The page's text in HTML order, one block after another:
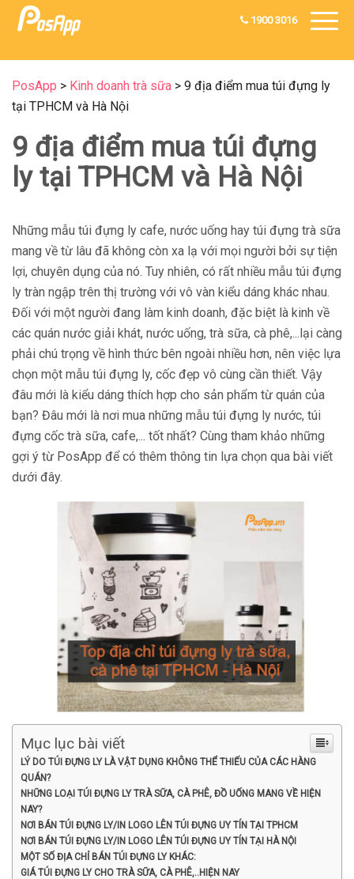
1900 3016
PosApp > Kinh doanh trà sữa > 9 địa điểm mua túi đựng ly
tại TPHCM và Hà Nội
9 địa điểm mua túi đựng
ly tại TPHCM và Hà Nội
Những mẫu túi đựng ly cafe, nước uống hay túi đựng trà sữa
mang về từ lâu đã không còn xa lạ với mọi người bởi sự tiện
lợi, chuyên dụng của nó. Tuy nhiên, có rất nhiều mẫu túi đựng
ly tràn ngập trên thị trường với vô vàn kiểu dáng khác nhau.
Đối với một người đang làm kinh doanh, đặc biệt là kinh về
các quán nước giải khát, nước uống, trà sữa, cà phê,...lại càng
phải chú trọng về hình thức bên ngoài nhiều hơn, nên việc lựa
chọn một mẫu túi đựng ly, cốc đẹp vô cùng cần thiết. Vậy
đâu mới là kiểu dáng thích hợp cho sản phẩm từ quán của
bạn? Đâu mới là nơi mua những mẫu túi đựng ly nước, túi
đựng cốc trà sữa, cafe,... tốt nhất? Cùng tham khảo những
gợi ý từ PosApp để có thêm thông tin lựa chọn qua bài viết
dưới đây.
Mục lục bài viết
LÝ DO TÚI ĐỰNG LY LÀ VẬT DỤNG KHÔNG THỂ THIẾU CỦA CÁC HÀNG
QUÁN?
NHỮNG LOẠI TÚI ĐỰNG LY TRÀ SỮA, CÀ PHÊ, ĐỒ UỐNG MANG VỀ HIỆN
NAY?
NƠI BÁN TÚI ĐỰNG LY/IN LOGO LÊN TÚI ĐỰNG UY TÍN TẠI TPHCM
NƠI BÁN TÚI ĐỰNG LY/IN LOGO LÊN TÚI ĐỰNG UY TÍN TẠI HÀ NỘI
MỘT SỐ ĐỊA CHỈ BÁN TÚI ĐỰNG LY KHÁC:
GIÁ TÚI ĐỰNG LY CHO TRÀ SỮA, CÀ PHÊ,..HIỆN NAY